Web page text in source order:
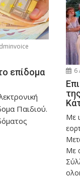
επίδομα
Παιδιού.
6
Με
Με